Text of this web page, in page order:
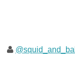
@squid_and_ball